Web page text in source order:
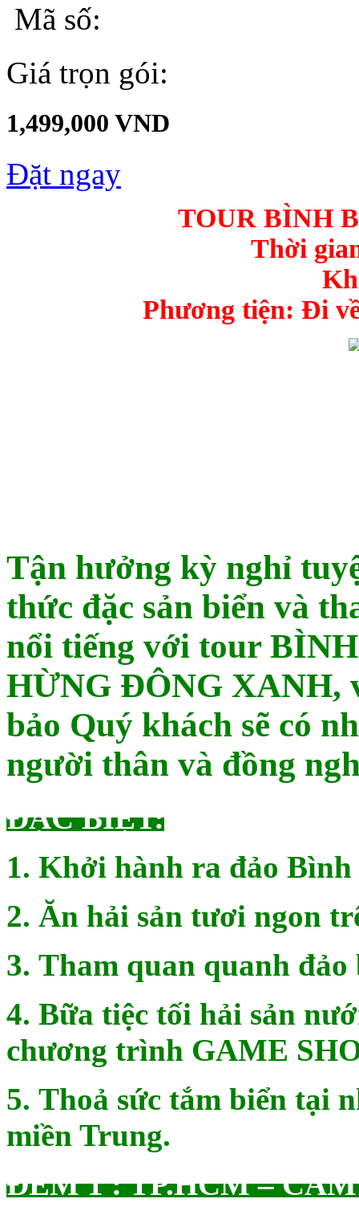
Mã số:
Giá trọn gói:
1,499,000 VND
Đặt ngay
TOUR BÌNH
Thời
Phương tiện: Đi
Tận hưởng kỳ nghỉ
thức đặc sản biển và
nổi tiếng với tour
HỪNG ĐÔNG XANH,
bảo Quý khách sẽ có
người thân và đồng
ĐẶC BIỆT:
1. Khởi hành ra đảo Bình
2. Ăn hải sản tươi ngon
3. Tham quan quanh đảo
4. Bữa tiệc tối hải sản
chương trình GAME
5. Thoả sức tắm biển tại
miền Trung.
ĐÊM 1 : TP.HCM –